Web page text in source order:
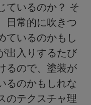
ているのか？ そ
日常的に吹きつ
ているのかもし
出入りするたび
るので、塗装が
るのかもしれな
のテクスチャ理